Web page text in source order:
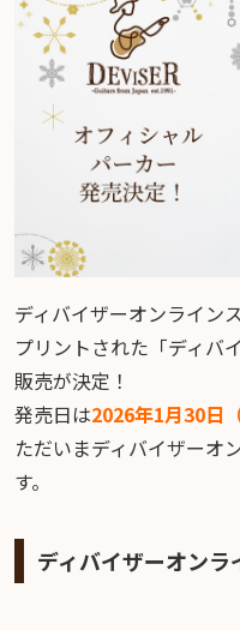
ディバイザーオンライン
プリントされた「ディバ
販売が決定！
発売日は2026年1月30日（
ただいまディバイザーオ
す。
ディバイザーオン